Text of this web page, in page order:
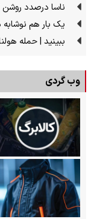
ناسا درصدد
یک بار هم نوشابه
ببینید | حمله هولناک ۹۰۰ مار کبرای قاتل به ساکنان
وب گردی